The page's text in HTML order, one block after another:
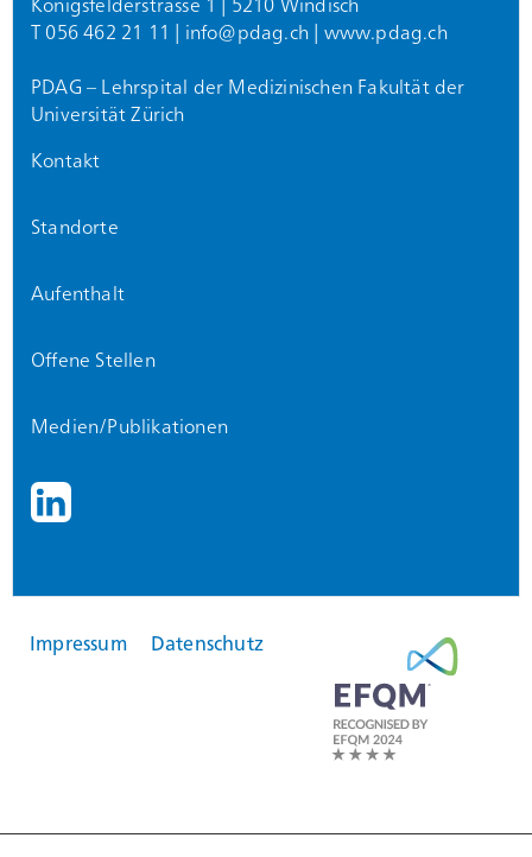
Königsfelderstrasse 1 | 5210 Windisch
T 056 462 21 11 | info@pdag.ch www.pdag.ch
PDAG – Lehrspital der Medizinischen Fakultät der
Universität Zürich
Kontakt
Standorte
Aufenthalt
Offene Stellen
Medien/Publikationen
Impressum Datenschutz